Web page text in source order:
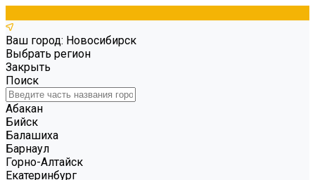
Ваш город: Новосибирск
Выбрать регион
Закрыть
Поиск
Абакан
Бийск
Балашиха
Барнаул
Горно-Алтайск
Екатеринбург